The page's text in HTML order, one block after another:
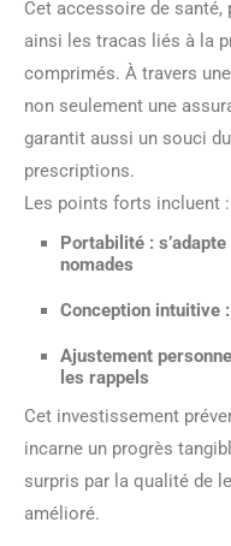
Cet accessoire de santé,
ainsi les tracas liés à la
comprimés. À travers
non seulement une
garantit aussi un souci
prescriptions.
Les points forts incluent :
Portabilité :
nomades
Conception intuitive
Ajustement
les rappels
Cet investissement
incarne un progrès
surpris par la qualité de
amélioré.